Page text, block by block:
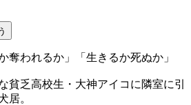
奪われるか」「生きるか死ぬか」
貧乏高校生・大神アイコに隣室に引
居。